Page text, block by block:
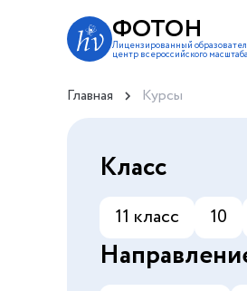
ФОТОН
Лицензированный
центр всероссийского масштаба
Главная Курсы
Класс
11 класс 10